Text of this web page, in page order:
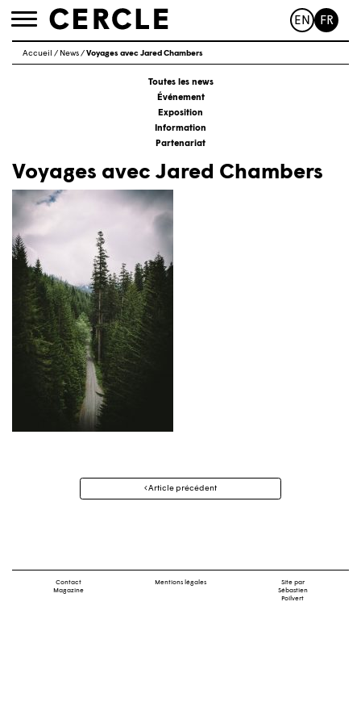
Toggle
EN FR
Accueil / News/Voyages avec Jared Chambers
Toutes les news
Événement
Exposition
Information
Partenariat
Voyages avec Jared Chambers
Navigation
Article précédent
Contact
Magazine
Mentions légales
Site par
Sébastien
Poilvert